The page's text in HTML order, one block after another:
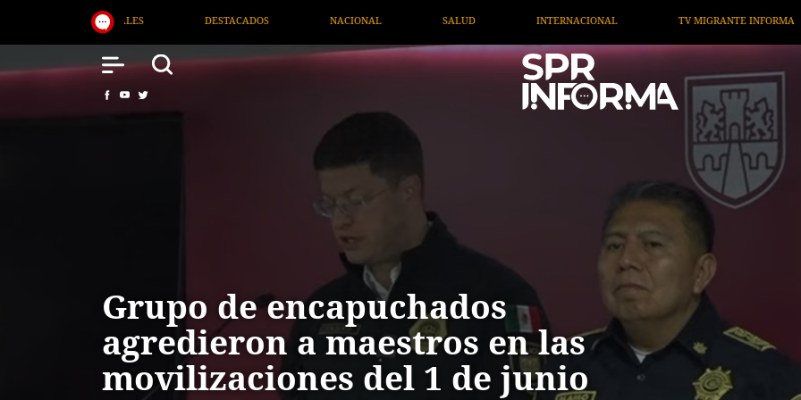
NACIONAL SALUD INTERNACIONAL TV MIGRANTE INFORMA OPINIÓN ARTÍCULOS
Grupo de encapuchados
agredieron a maestros en las
movilizaciones del 1 de junio